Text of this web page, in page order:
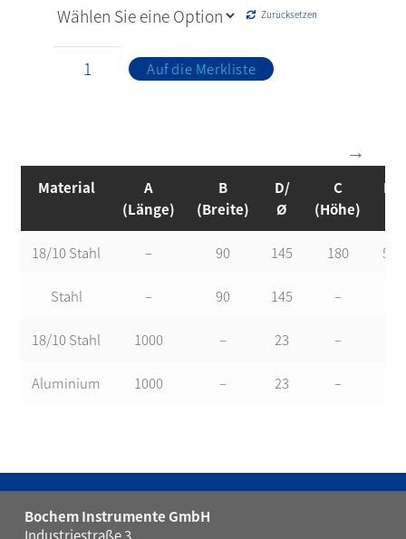
Zurücksetzen
Auf die Merkliste
Material
A
(Länge)
B
(Breite)
D/
Ø
C
(Höhe)
Kg
18/10 Stahl – 90 145 180 5,3
Stahl – 90 145 –
18/10 Stahl 1000 – 23 –
Aluminium 1000 – 23 –
Bochem Instrumente GmbH